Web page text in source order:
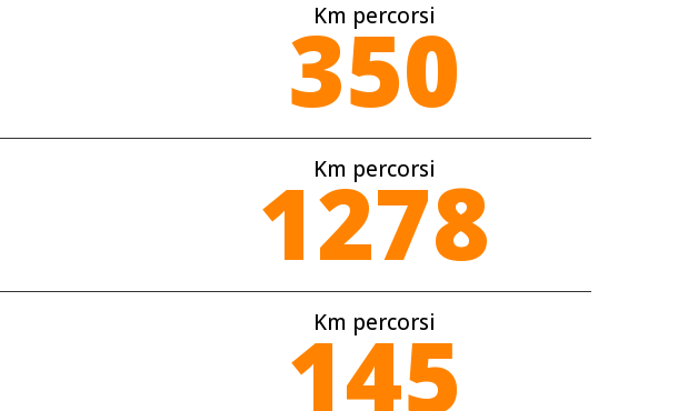
Km percorsi
350
Km percorsi
1278
Km percorsi
145